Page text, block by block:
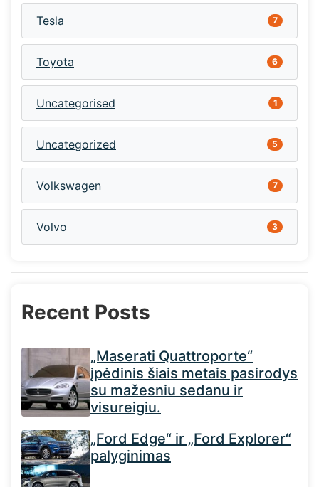
Tesla 7
Toyota 6
Uncategorised 1
Uncategorized 5
Volkswagen 7
Volvo 3
Recent Posts
„Maserati Quattroporte“
įpėdinis šiais metais pasirodys
su mažesniu sedanu ir
visureigiu.
„Ford Edge“ ir „Ford Explorer“
palyginimas